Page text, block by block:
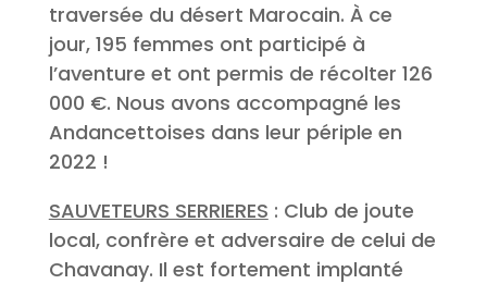
traversée du désert Marocain. À ce
jour, 195 femmes ont participé à
l’aventure et ont permis de récolter 126
000 €. Nous avons accompagné les
Andancettoises dans leur périple en
2022 !
SAUVETEURS SERRIERES : Club de joute
local, confrère et adversaire de celui de
Chavanay. Il est fortement implanté